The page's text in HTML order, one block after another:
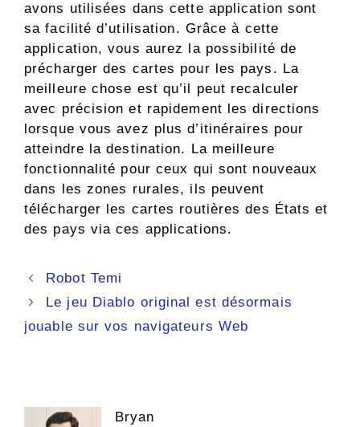
avons utilisées dans cette application sont
sa facilité d’utilisation. Grâce à cette
application, vous aurez la possibilité de
précharger des cartes pour les pays. La
meilleure chose est qu’il peut recalculer
avec précision et rapidement les directions
lorsque vous avez plus d’itinéraires pour
atteindre la destination. La meilleure
fonctionnalité pour ceux qui sont nouveaux
dans les zones rurales, ils peuvent
télécharger les cartes routières des États et
des pays via ces applications.
Navigation
des
Robot Temi
Le jeu Diablo original est désormais
jouable sur vos navigateurs Web
Bryan